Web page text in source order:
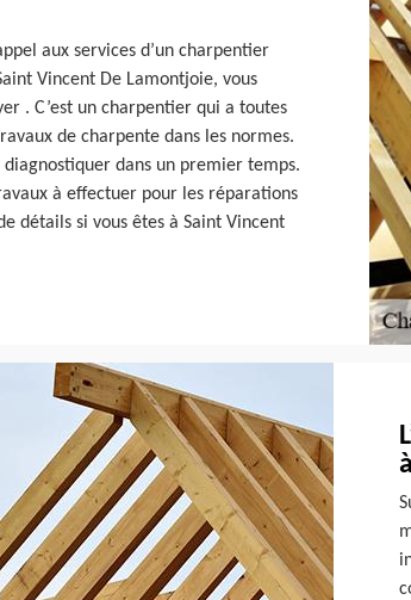
aux services d’un charpentier
Vincent De Lamontjoie, vous
. C’est un charpentier qui a toutes
de charpente dans les normes.
dans un premier temps.
à effectuer pour les réparations
détails si vous êtes à Saint Vincent